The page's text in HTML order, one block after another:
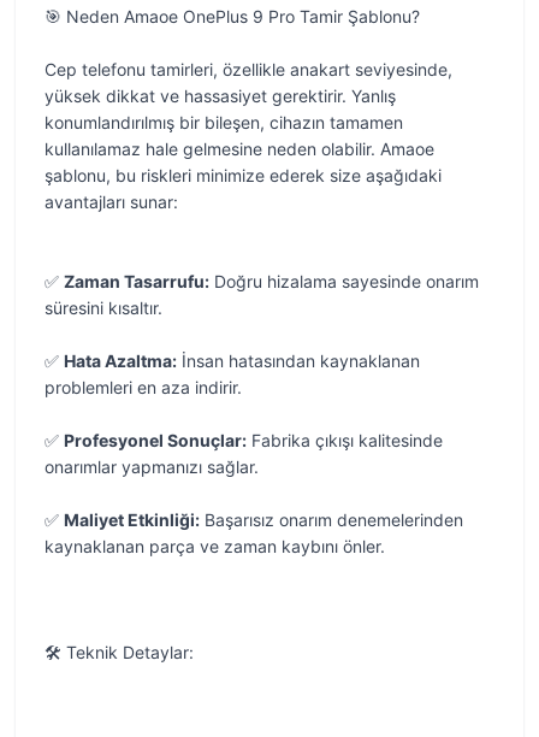
🎯 Neden Amaoe OnePlus 9 Pro Tamir Şablonu?
Cep telefonu tamirleri, özellikle anakart seviyesinde,
yüksek dikkat ve hassasiyet gerektirir. Yanlış
konumlandırılmış bir bileşen, cihazın tamamen
kullanılamaz hale gelmesine neden olabilir. Amaoe
şablonu, bu riskleri minimize ederek size aşağıdaki
avantajları sunar:
✅ Zaman Tasarrufu: Doğru hizalama sayesinde onarım
süresini kısaltır.
✅ Hata Azaltma: İnsan hatasından kaynaklanan
problemleri en aza indirir.
✅ Profesyonel Sonuçlar: Fabrika çıkışı kalitesinde
onarımlar yapmanızı sağlar.
✅ Maliyet Etkinliği: Başarısız onarım denemelerinden
kaynaklanan parça ve zaman kaybını önler.
🛠️ Teknik Detaylar: